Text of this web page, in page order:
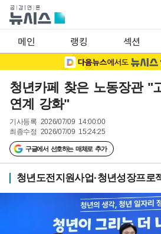
메인 랭킹 섹션
청년카페 찾은 노동장관 "
연계 강화"
기사등록 2026/07/09 14:00:00
최종수정 2026/07/09 15:24:25
구글에서 선호하는 매체로 추가
청년도전지원사업·청년성장프